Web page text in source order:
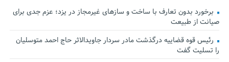
برخورد بدون تعارف با ساخت‌ و سازهای غیرمجاز در یزد؛ عزم جدی برای
صیانت از طبیعت
رئیس قوه قضاییه درگذشت مادر سردار جاویدالاثر حاج احمد متوسلیان
را تسلیت گفت